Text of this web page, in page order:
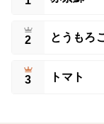
2 とうもろ
3 トマト